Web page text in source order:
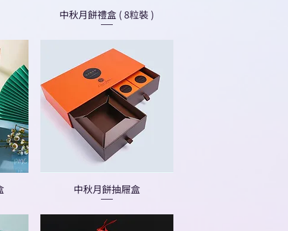
中秋月餅禮盒 ( 8粒裝 )
中秋月餅抽屜盒